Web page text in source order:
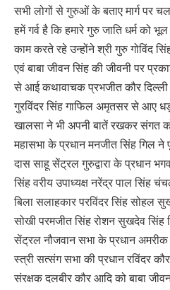
सभी लोगों से गुरुओं के बताए मार्ग पर
हमें गर्व है कि हमारे गुरु जाति धर्म को
काम करते रहे उन्होंने श्री गुरु गोविंद
एवं बाबा जीवन सिंह की जीवनी पर
से आई कथावाचक प्रभजीत कौर
गुरविंदर सिंह गाफिल अमृतसर से आए
खालसा ने भी अपनी बातें रखकर संगत
महासभा के प्रधान मनजीत सिंह गिल ने
दास साहू सेंट्रल गुरुद्वारा के प्रधान
सिंह वरीय उपाध्यक्ष नरेंद्र पाल सिंह
बिला सलाहकार परविंदर सिंह सोहल
सोखी परमजीत सिंह रोशन सुखदेव सिंह
सेंट्रल नौजवान सभा के प्रधान
स्त्री सत्संग सभा की प्रधान रविंदर
संरक्षक दलबीर कौर आदि को बाबा